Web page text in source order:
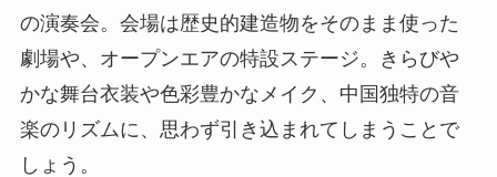
の演奏会。会場は歴史的建造物をそのまま使った
劇場や、オープンエアの特設ステージ。きらびや
かな舞台衣装や色彩豊かなメイク、中国独特の音
楽のリズムに、思わず引き込まれてしまうことで
しょう。